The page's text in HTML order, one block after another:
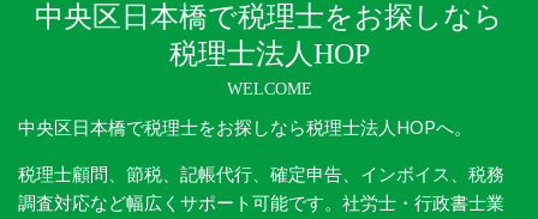
中央区日本橋で税理士をお探しなら
税理士法人HOP
WELCOME
中央区日本橋で税理士をお探しなら税理士法人HOPへ。
税理士顧問、節税、記帳代行、確定申告、インボイス、税務
調査対応など幅広くサポート可能です。社労士・行政書士業